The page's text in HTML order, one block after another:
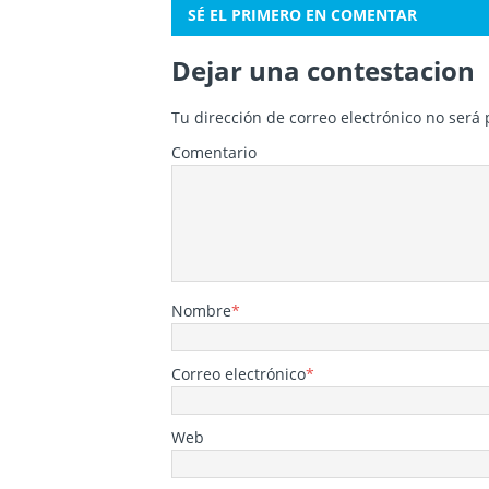
SÉ EL PRIMERO EN COMENTAR
Dejar una contestacion
Tu dirección de correo electrónico no será
Comentario
Nombre*
Correo electrónico*
Web